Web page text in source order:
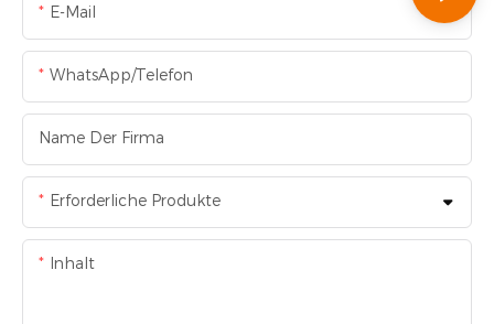
E-Mail
WhatsApp/Telefon
Name Der Firma
Erforderliche Produkte
Inhalt